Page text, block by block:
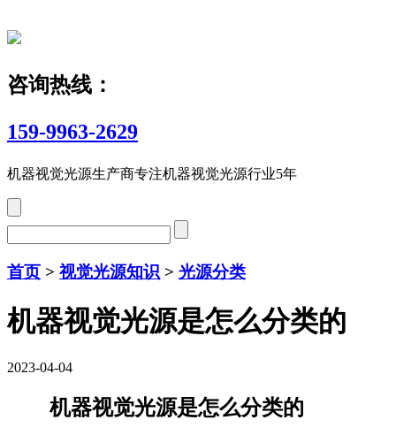
咨询热线：
159-9963-2629
机器视觉光源生产商专注机器视觉光源行业5年
首页 > 视觉光源知识 > 光源分类
机器视觉光源是怎么分类的
2023-04-04
机器视觉光源是怎么分类的